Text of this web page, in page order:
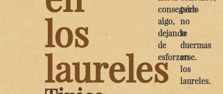
los
laureles
conseguido
algo,
dejando
de
esforzarse.
pero
no
te
duermas
en
los
laureles.